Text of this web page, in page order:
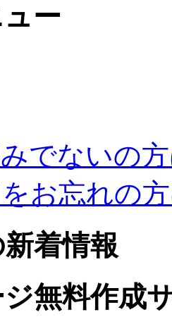
ー
でないの
お忘れの
着情報
無料作成